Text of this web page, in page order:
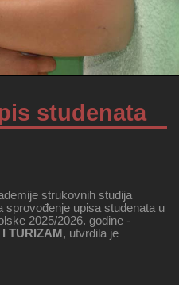
studenata
strukovnih studija
sprovođenje upisa studenata u
2025/2026. godine -
TURIZAM , utvrdila je